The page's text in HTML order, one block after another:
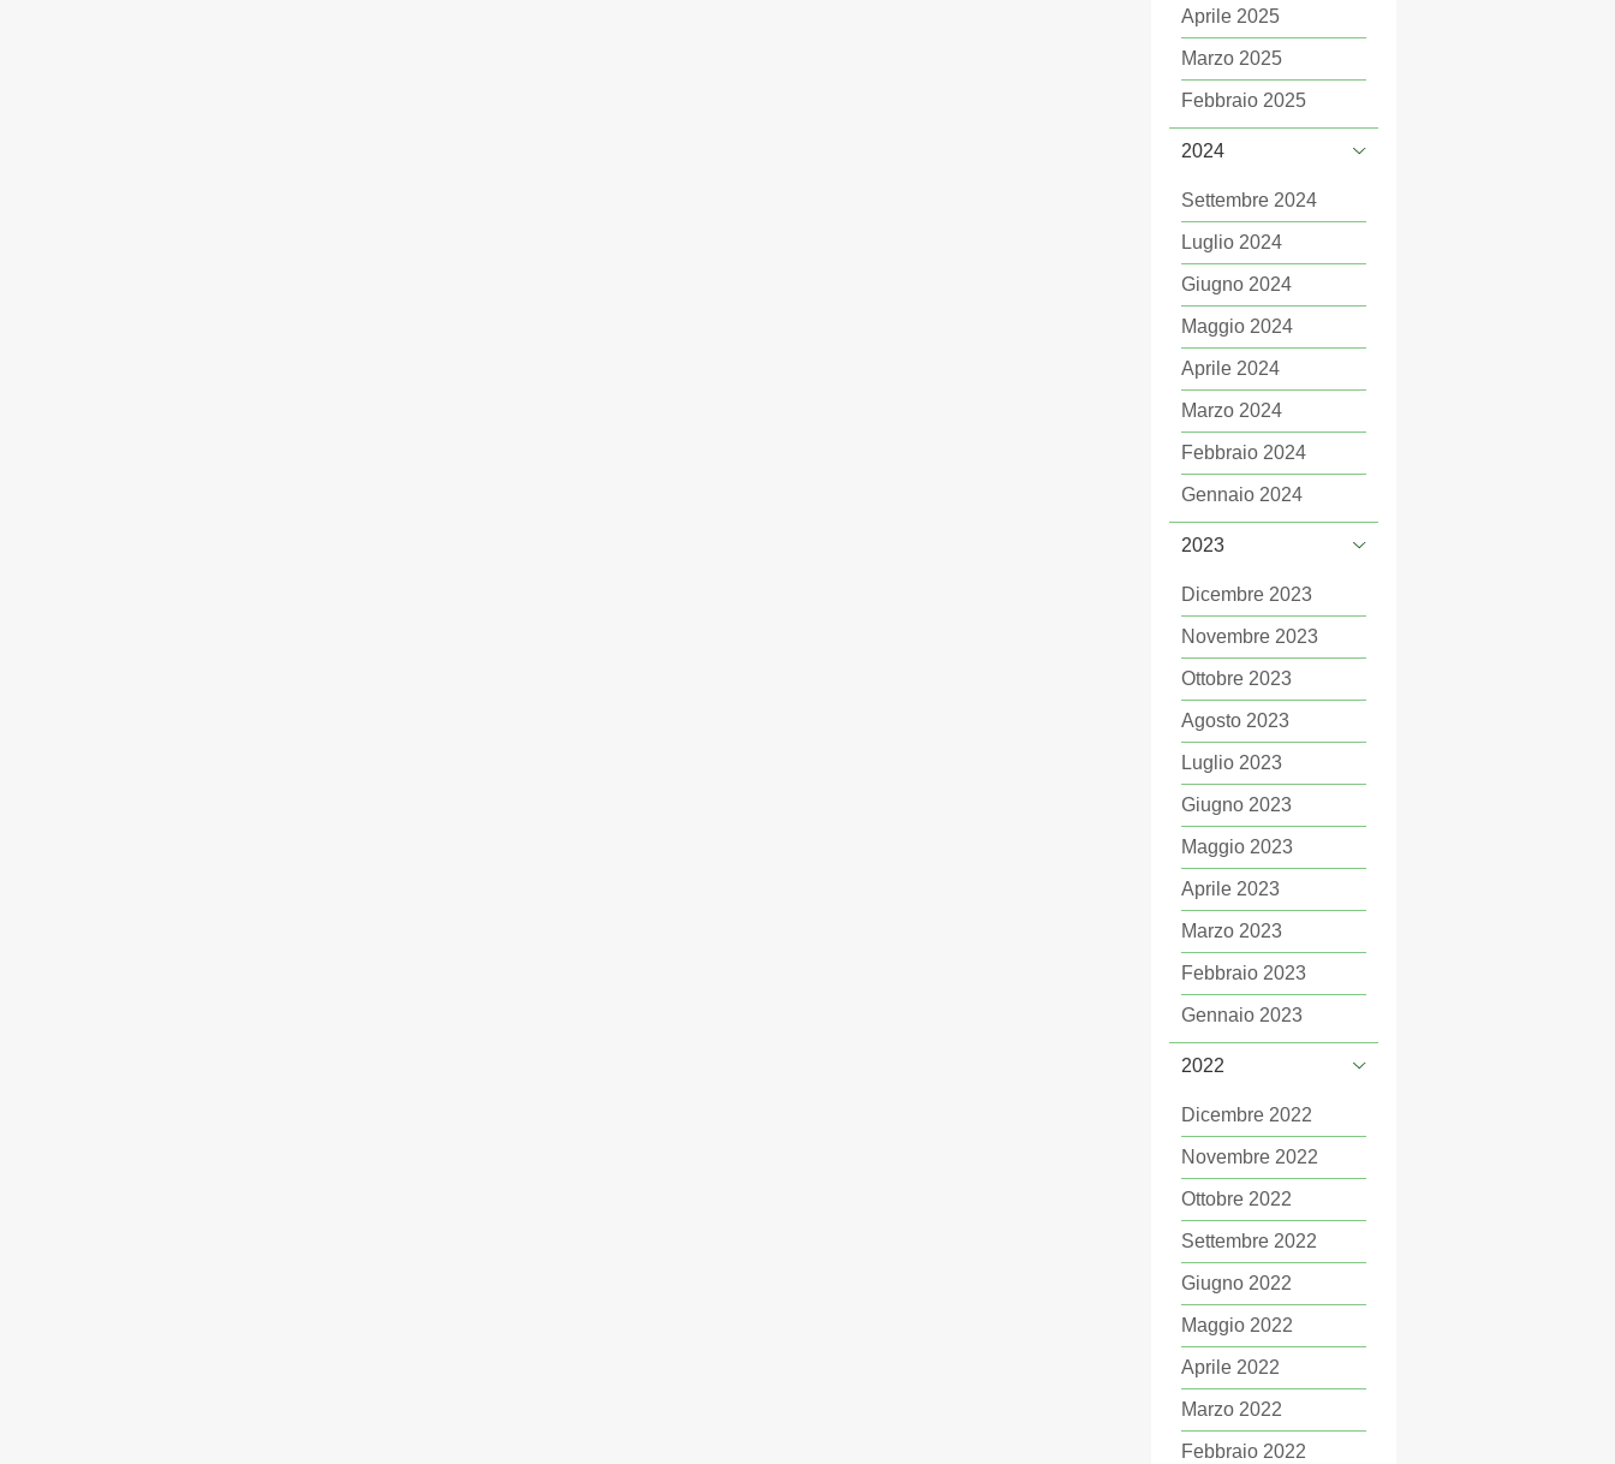
Aprile 2025
Marzo 2025
Febbraio 2025
2024
Settembre 2024
Luglio 2024
Giugno 2024
Maggio 2024
Aprile 2024
Marzo 2024
Febbraio 2024
Gennaio 2024
2023
Dicembre 2023
Novembre 2023
Ottobre 2023
Agosto 2023
Luglio 2023
Giugno 2023
Maggio 2023
Aprile 2023
Marzo 2023
Febbraio 2023
Gennaio 2023
2022
Dicembre 2022
Novembre 2022
Ottobre 2022
Settembre 2022
Giugno 2022
Maggio 2022
Aprile 2022
Marzo 2022
Febbraio 2022